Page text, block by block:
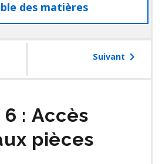
des matières
à
table
Suivant
: Accès
pièces